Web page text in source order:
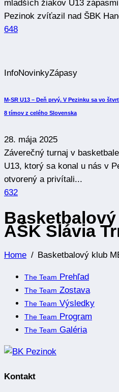
mladších žiakov U13
Pezinok zvíťazil nad ŠBK
648
InfoNovinkyZápasy
M-SR U13 – Deň prvý. V Pezinku sa vo
8 tímov z celého Slovenska
28. mája 2025
Záverečný turnaj v
U13, ktorý sa konal u nás v
otvorený a privítali...
632
AŠK Slávia
Home Basketbalový klub
The Team Prehľad
The Team Zostava
The Team Výsledky
The Team Program
The Team Galéria
Kontakt